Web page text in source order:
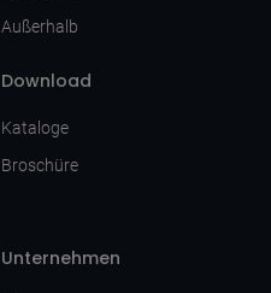
Außerhalb
Download
Kataloge
Broschüre
Unternehmen